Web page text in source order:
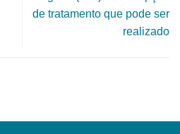
de tratamento que pode ser
realizado